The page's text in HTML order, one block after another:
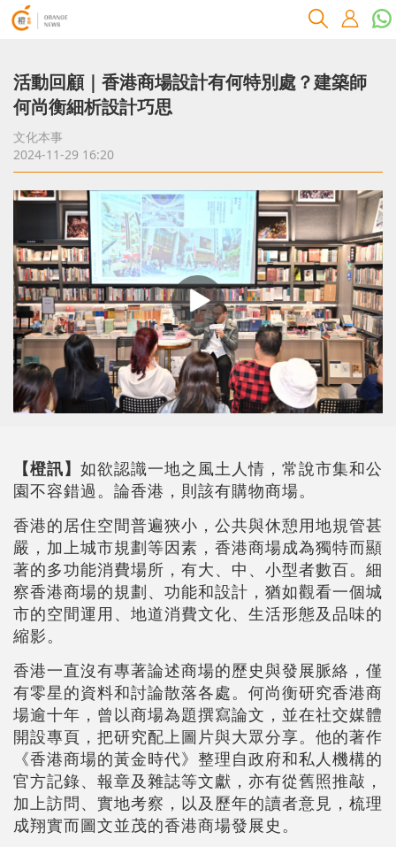
活動回顧｜香港商場設計有何特別處？建築師
何尚衡細析設計巧思
文化本事
2024-11-29 16:20
【橙訊】 如欲認識一地之風土人情，常說市集和公
園不容錯過。論香港，則該有購物商場。
香港的居住空間普遍狹小，公共與休憩用地規管甚
嚴，加上城市規劃等因素，香港商場成為獨特而顯
著的多功能消費場所，有大、中、小型者數百。細
察香港商場的規劃、功能和設計，猶如觀看一個城
市的空間運用、地道消費文化、生活形態及品味的
縮影。
香港一直沒有專著論述商場的歷史與發展脈絡，僅
有零星的資料和討論散落各處。何尚衡研究香港商
場逾十年，曾以商場為題撰寫論文，並在社交媒體
開設專頁，把研究配上圖片與大眾分享。他的著作
《香港商場的黃金時代》整理自政府和私人機構的
官方記錄、報章及雜誌等文獻，亦有從舊照推敲，
加上訪問、實地考察，以及歷年的讀者意見，梳理
成翔實而圖文並茂的香港商場發展史。